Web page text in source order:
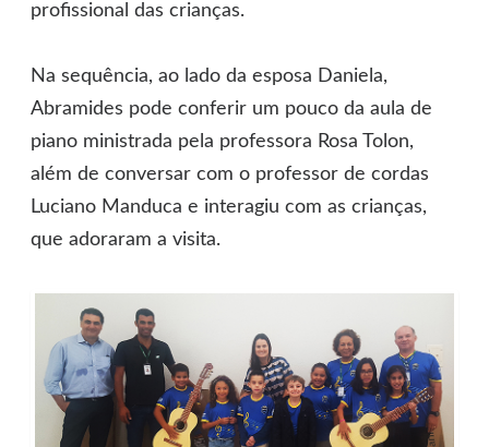
profissional das crianças.
Na sequência, ao lado da esposa Daniela,
Abramides pode conferir um pouco da aula de
piano ministrada pela professora Rosa Tolon,
além de conversar com o professor de cordas
Luciano Manduca e interagiu com as crianças,
que adoraram a visita.